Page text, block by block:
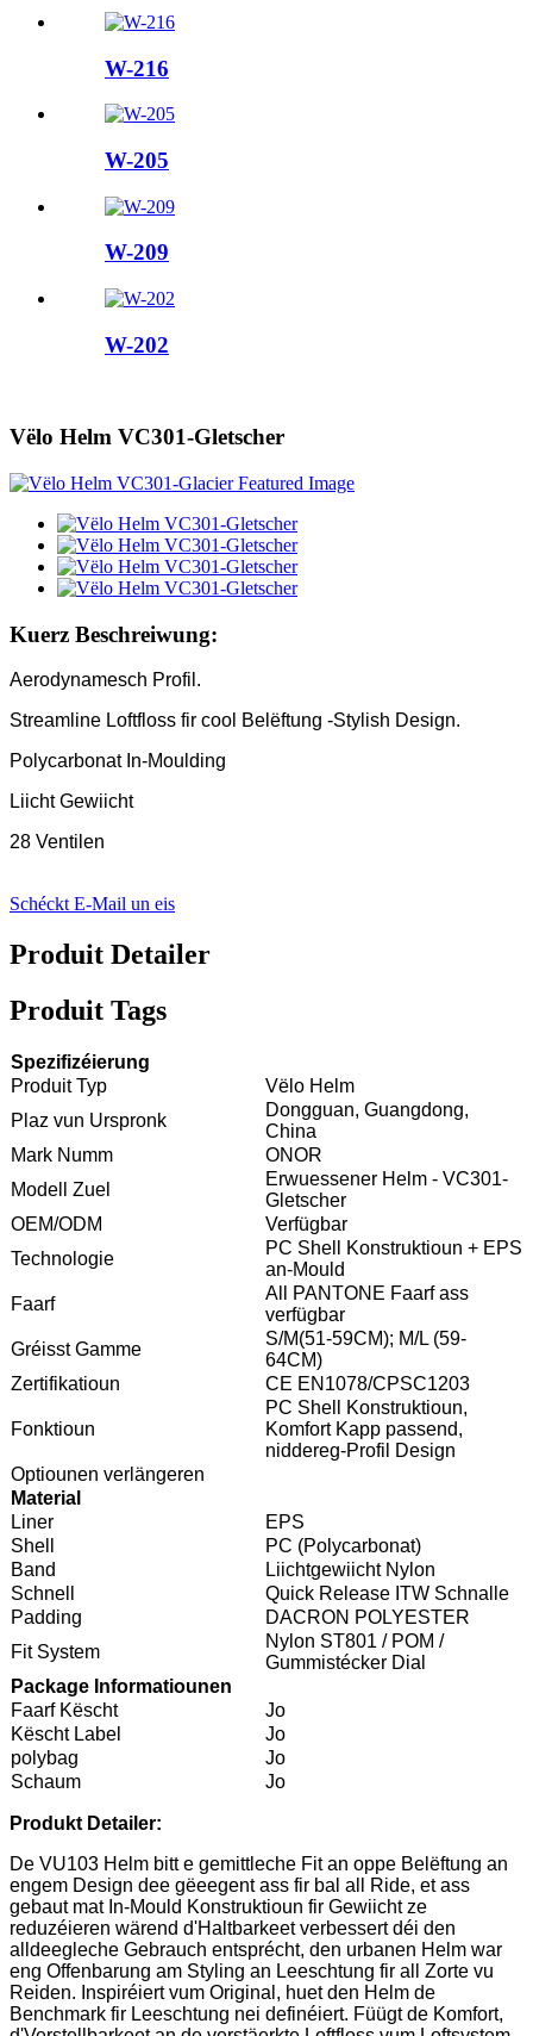
W-216
W-205
W-209
W-202
Vëlo Helm VC301-Gletscher
Kuerz Beschreiwung:
Aerodynamesch Profil.
Streamline Loftfloss fir cool Belëftung -Stylish Design.
Polycarbonat In-Moulding
Liicht Gewiicht
28 Ventilen
Schéckt E-Mail un eis
Produit Detailer
Produit Tags
Spezifizéierung
Produit Typ
Vëlo Helm
Plaz vun Urspronk
Dongguan, Guangdong,
China
Mark Numm
ONOR
Modell Zuel
Erwuessener Helm - VC301-
Gletscher
OEM/ODM
Verfügbar
Technologie
PC Shell Konstruktioun + EPS
an-Mould
Faarf
All PANTONE Faarf ass
verfügbar
Gréisst Gamme
S/M(51-59CM); M/L (59-
64CM)
Zertifikatioun
CE EN1078/CPSC1203
Fonktioun
PC Shell Konstruktioun,
Komfort Kapp passend,
niddereg-Profil Design
Optiounen verlängeren
Material
Liner
EPS
Shell
PC (Polycarbonat)
Band
Liichtgewiicht Nylon
Schnell
Quick Release ITW Schnalle
Padding
DACRON POLYESTER
Fit System
Nylon ST801 / POM /
Gummistécker Dial
Package Informatiounen
Faarf Këscht
Jo
Këscht Label
Jo
polybag
Jo
Schaum
Jo
Produkt Detailer:
De VU103 Helm bitt e gemittleche Fit an oppe Belëftung an
engem Design dee gëeegent ass fir bal all Ride, et ass
gebaut mat In-Mould Konstruktioun fir Gewiicht ze
reduzéieren wärend d'Haltbarkeet verbessert déi den
alldeegleche Gebrauch entsprécht, den urbanen Helm war
eng Offenbarung am Styling an Leeschtung fir all Zorte vu
Reiden. Inspiréiert vum Original, huet den Helm de
Benchmark fir Leeschtung nei definéiert. Füügt de Komfort,